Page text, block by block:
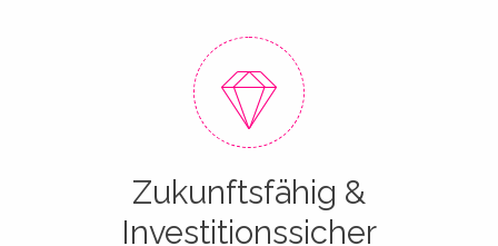
Zukunftsfähig &
Investitionssicher